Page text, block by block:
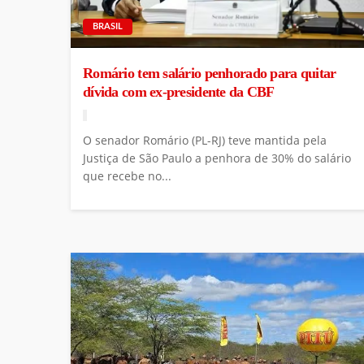
BRASIL
Romário tem salário penhorado para quitar
dívida com ex-presidente da CBF
O senador Romário (PL-RJ) teve mantida pela
Justiça de São Paulo a penhora de 30% do salário
que recebe no...